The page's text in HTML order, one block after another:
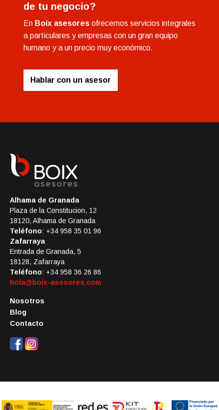
de tu negocio?
En Boix asesores ofrecemos servicios integrales
a particulares y empresas con un gran equipo
humano y a un precio muy económico.
Hablar con un asesor
Alhama de Granada
Plaza de la Constitucion, 12
18120, Alhama de Granada
Teléfono: +34 958 35 01 96
Zafarraya
Entrada de Granada, 5
18128, Zafarraya
Teléfono: +34 958 36 26 86
hola@boix-asesores.com
Nosotros
Blog
Contacto